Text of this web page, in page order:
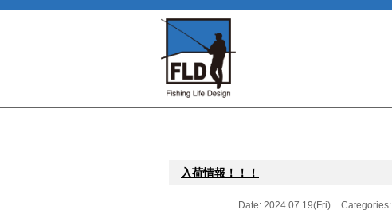
入荷情報！！！
Date: 2024.07.19(Fri) Categories: